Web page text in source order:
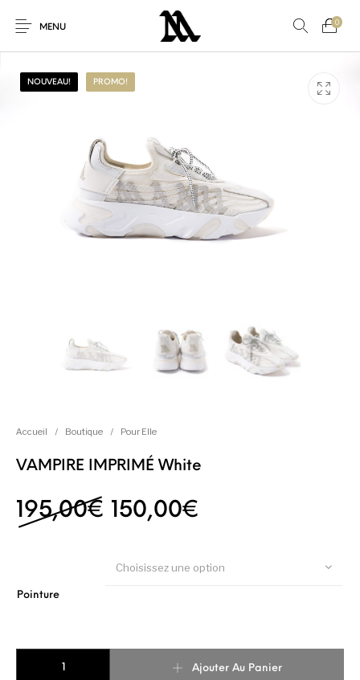
MENU
0
Nouveaux produits En promo!
Pour Lui
NOUVEAU! PROMO!
Accueil / Boutique / Pour Elle
VAMPIRE IMPRIMÉ White
195,00€ Le prix initial était :
150,00€
Pointure
Choisissez une option
Ajouter Au Panier